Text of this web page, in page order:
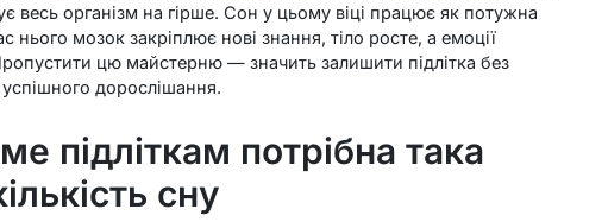
весь організм на гірше. Сон у цьому віці працює як потужна
нього мозок закріплює нові знання, тіло росте, а емоції
цю майстерню — значить залишити підлітка без
успішного дорослішання.
підліткам потрібна така
сну